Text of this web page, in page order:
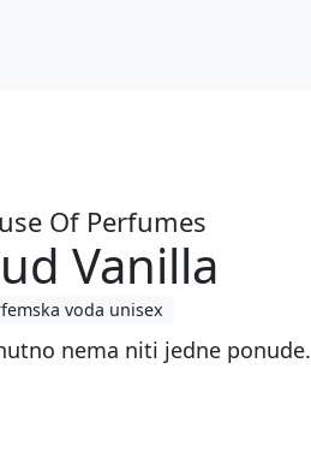
Of Perfumes
Vanilla
voda unisex
nema niti jedne ponude.